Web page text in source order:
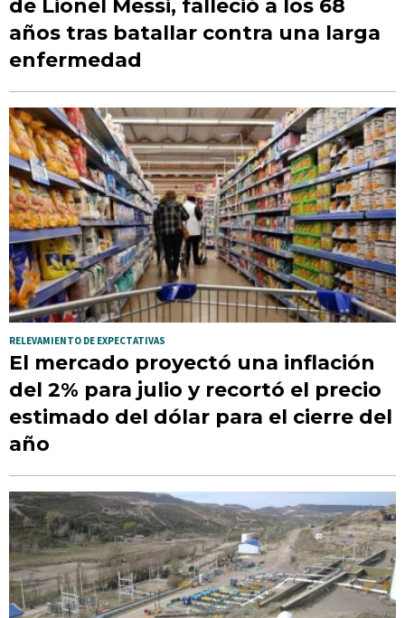
de Lionel Messi, falleció a los 68
años tras batallar contra una larga
enfermedad
RELEVAMIENTO DE EXPECTATIVAS
El mercado proyectó una inflación
del 2% para julio y recortó el precio
estimado del dólar para el cierre del
año